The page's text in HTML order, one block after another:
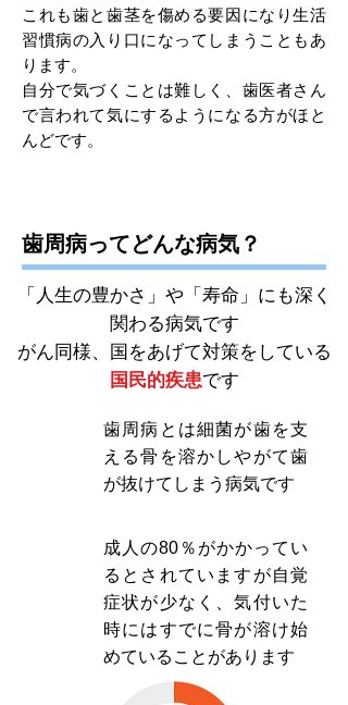
これも歯と歯茎を傷める要因になり生活
習慣病の入り口になってしまうこともあ
ります。
自分で気づくことは難しく、歯医者さん
で言われて気にするようになる方がほと
んどです。
歯周病ってどんな病気？
「人生の豊かさ」や「寿命」にも深く
関わる病気です
​がん同様、国をあげて対策をしている
国民的疾患です
歯周病とは細菌が歯を支
える骨を溶かしやがて歯
が抜けてしまう病気です
成人の80％がかかってい
るとされていますが自覚
症状が少なく、気付いた
時にはすでに骨が溶け始
めていることがあります